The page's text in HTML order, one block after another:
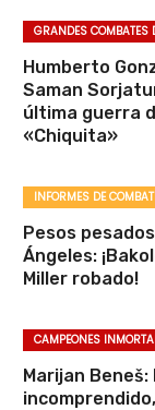
GRANDES COMBATES
Humberto
Saman
última guerra
«Chiquita»
INFORMES DE
Pesos
Ángeles:
Miller robado!
CAMPEONES
Marijan Beneš: